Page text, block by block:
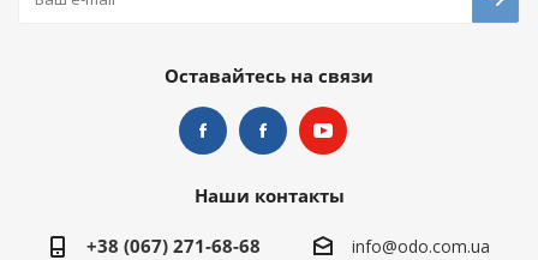
Оставайтесь на связи
Наши контакты
+38 (067) 271-68-68
info@odo.com.ua